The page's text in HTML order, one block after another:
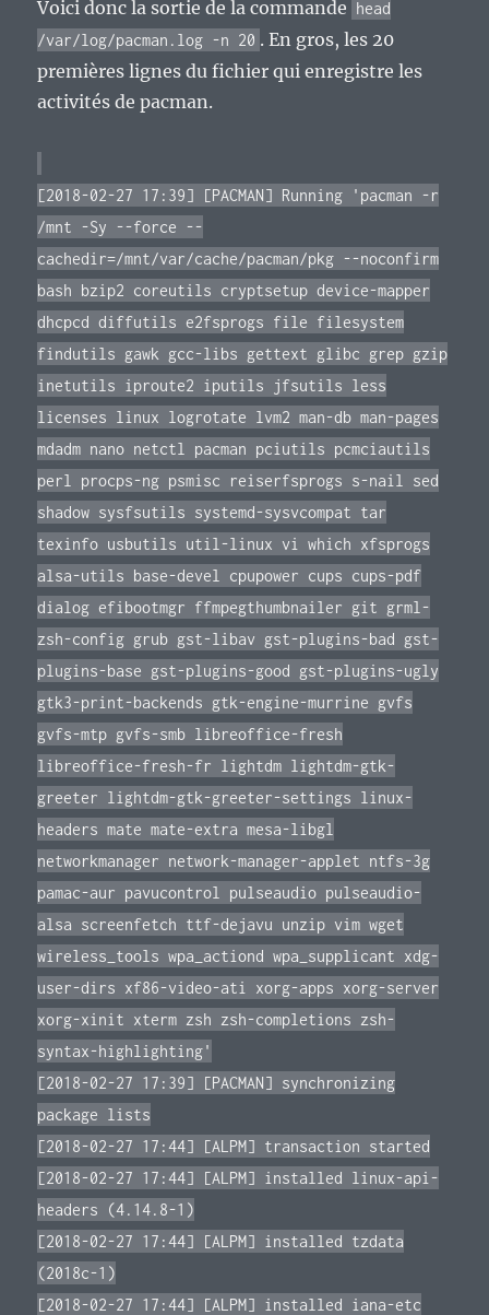
Voici donc la sortie de la commande head
/var/log/pacman.log -n 20 . En gros, les 20
premières lignes du fichier qui enregistre les
activités de pacman.
[2018-02-27 17:39] [PACMAN] Running 'pacman -r
/mnt -Sy --force --
cachedir=/mnt/var/cache/pacman/pkg --noconfirm
bash bzip2 coreutils cryptsetup device-mapper
dhcpcd diffutils e2fsprogs file filesystem
findutils gawk gcc-libs gettext glibc grep gzip
inetutils iproute2 iputils jfsutils less
licenses linux logrotate lvm2 man-db man-pages
mdadm nano netctl pacman pciutils pcmciautils
perl procps-ng psmisc reiserfsprogs s-nail sed
shadow sysfsutils systemd-sysvcompat tar
texinfo usbutils util-linux vi which xfsprogs
alsa-utils base-devel cpupower cups cups-pdf
dialog efibootmgr ffmpegthumbnailer git grml-
zsh-config grub gst-libav gst-plugins-bad gst-
plugins-base gst-plugins-good gst-plugins-ugly
gtk3-print-backends gtk-engine-murrine gvfs
gvfs-mtp gvfs-smb libreoffice-fresh
libreoffice-fresh-fr lightdm lightdm-gtk-
greeter lightdm-gtk-greeter-settings linux-
headers mate mate-extra mesa-libgl
networkmanager network-manager-applet ntfs-3g
pamac-aur pavucontrol pulseaudio pulseaudio-
alsa screenfetch ttf-dejavu unzip vim wget
wireless_tools wpa_actiond wpa_supplicant xdg-
user-dirs xf86-video-ati xorg-apps xorg-server
xorg-xinit xterm zsh zsh-completions zsh-
syntax-highlighting'
[2018-02-27 17:39] [PACMAN] synchronizing
package lists
[2018-02-27 17:44] [ALPM] transaction started
[2018-02-27 17:44] [ALPM] installed linux-api-
headers (4.14.8-1)
[2018-02-27 17:44] [ALPM] installed tzdata
(2018c-1)
[2018-02-27 17:44] [ALPM] installed iana-etc